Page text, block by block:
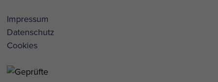
Impressum
Datenschutz
Cookies